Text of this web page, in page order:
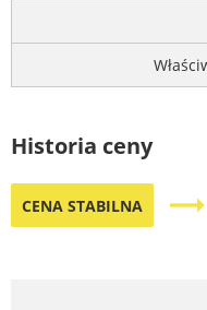
Historia ceny
CENA STABILNA trending_flat